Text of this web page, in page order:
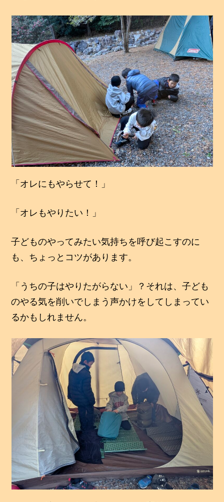
「オレにもやらせて！」
「オレもやりたい！」
子どものやってみたい気持ちを呼び起こすのに
も、ちょっとコツがあります。
「うちの子はやりたがらない」？それは、子ども
のやる気を削いでしまう声かけをしてしまってい
るかもしれません。